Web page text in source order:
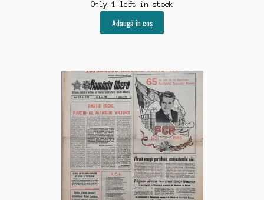
Only 1 left in stock
Adaugă în coș